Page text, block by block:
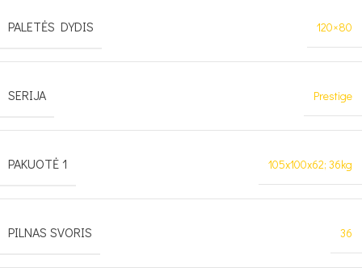
PALETĖS DYDIS 120×80
SERIJA Prestige
PAKUOTĖ 1 105x100x62; 36kg
PILNAS SVORIS 36